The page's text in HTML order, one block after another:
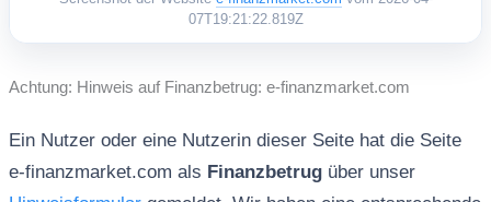
07T19:21:22.819Z
Achtung: Hinweis auf Finanzbetrug: e-finanzmarket.com
Ein Nutzer oder eine Nutzerin dieser Seite hat die Seite
e-finanzmarket.com als Finanzbetrugüber unser